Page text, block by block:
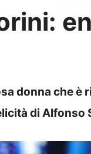
donna che è
di Alfonso